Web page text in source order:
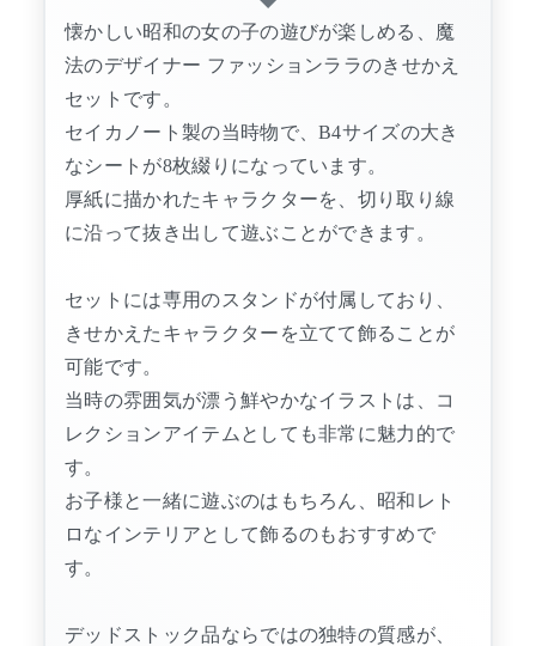
懐かしい昭和の女の子の遊びが楽しめる、魔
法のデザイナー ファッションララのきせかえ
セットです。
セイカノート製の当時物で、B4サイズの大き
なシートが8枚綴りになっています。
厚紙に描かれたキャラクターを、切り取り線
に沿って抜き出して遊ぶことができます。
セットには専用のスタンドが付属しており、
きせかえたキャラクターを立てて飾ることが
可能です。
当時の雰囲気が漂う鮮やかなイラストは、コ
レクションアイテムとしても非常に魅力的で
す。
お子様と一緒に遊ぶのはもちろん、昭和レト
ロなインテリアとして飾るのもおすすめで
す。
デッドストック品ならではの独特の質感が、